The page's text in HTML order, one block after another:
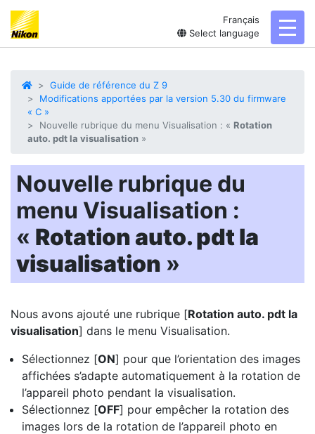
Français
Select language
Guide de référence du Z 9
Modifications apportées par la version 5.30 du firmware
« C »
Nouvelle rubrique du menu Visualisation : « Rotation
auto. pdt la visualisation »
Nouvelle rubrique du
menu Visualisation :
« Rotation auto. pdt la
visualisation »
Nous avons ajouté une rubrique [Rotation auto. pdt la
visualisation] dans le menu Visualisation.
Sélectionnez [ON] pour que l’orientation des images
affichées s’adapte automatiquement à la rotation de
l’appareil photo pendant la visualisation.
Sélectionnez [OFF] pour empêcher la rotation des
images lors de la rotation de l’appareil photo en